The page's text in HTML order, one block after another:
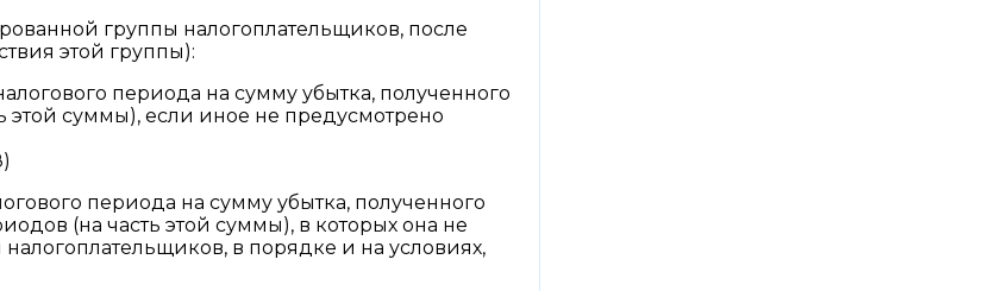
группы налогоплательщиков, после
этой группы):
периода на сумму убытка, полученного
этой суммы), если иное не предусмотрено
периода на сумму убытка, полученного
(на часть этой суммы), в которых она не
в порядке и на условиях,